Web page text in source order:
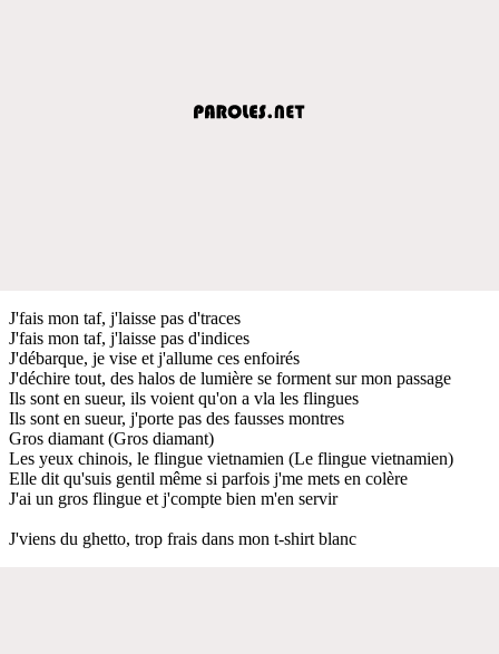
J'fais mon taf, j'laisse pas d'traces
J'fais mon taf, j'laisse pas d'indices
J'débarque, je vise et j'allume ces enfoirés
J'déchire tout, des halos de lumière se forment sur mon passage
Ils sont en sueur, ils voient qu'on a vla les flingues
Ils sont en sueur, j'porte pas des fausses montres
Gros diamant (Gros diamant)
Les yeux chinois, le flingue vietnamien (Le flingue vietnamien)
Elle dit qu'suis gentil même si parfois j'me mets en colère
J'ai un gros flingue et j'compte bien m'en servir
J'viens du ghetto, trop frais dans mon t-shirt blanc